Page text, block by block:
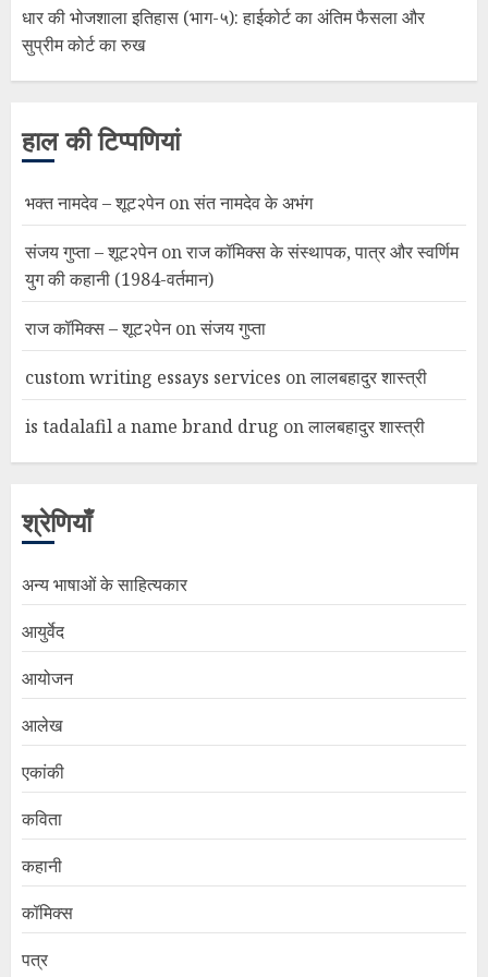
धार की भोजशाला इतिहास (भाग-५): हाईकोर्ट का अंतिम फैसला और
सुप्रीम कोर्ट का रुख
हाल की टिप्पणियां
भक्त नामदेव – शूट२पेनonसंत नामदेव के अभंग
संजय गुप्ता – शूट२पेनonराज कॉमिक्स के संस्थापक, पात्र और स्वर्णिम
युग की कहानी (1984-वर्तमान)
राज कॉमिक्स – शूट२पेनonसंजय गुप्ता
custom writing essays services onलालबहादुर शास्त्री
is tadalafil a name brand drug onलालबहादुर शास्त्री
श्रेणियाँ
अन्य भाषाओं के साहित्यकार
आयुर्वेद
आयोजन
आलेख
एकांकी
कविता
कहानी
कॉमिक्स
पत्र